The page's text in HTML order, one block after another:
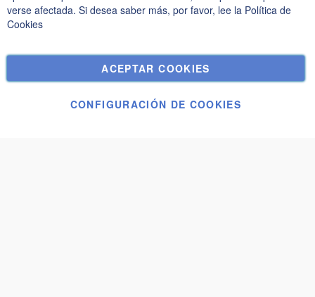
Términos de búsqueda
Pedidos y devoluciones
Contáctenos
verse afectada. Si desea saber más, por favor, lee la Política de
Cookies
ACEPTAR COOKIES
CONFIGURACIÓN DE COOKIES